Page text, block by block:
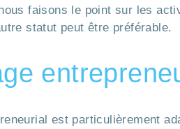
faisons le point sur les
statut peut être préférable.
est particulièrement